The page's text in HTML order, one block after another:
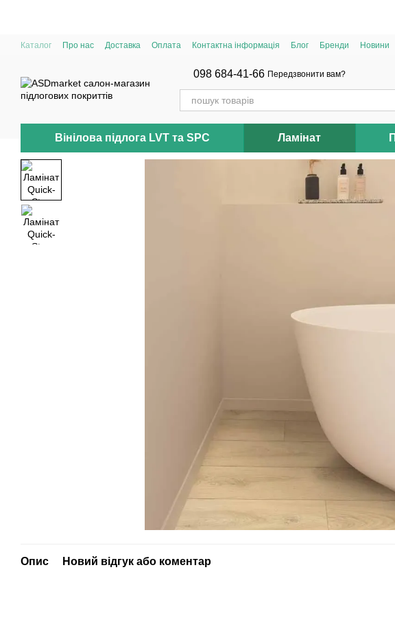
Каталог Про нас Доставка Оплата Контактна інформація Блог Бренди Новини
098 684-41-66 Передзвонити вам?
Вінілова підлога LVT та SPC Ламінат
Опис Новий відгук або коментар